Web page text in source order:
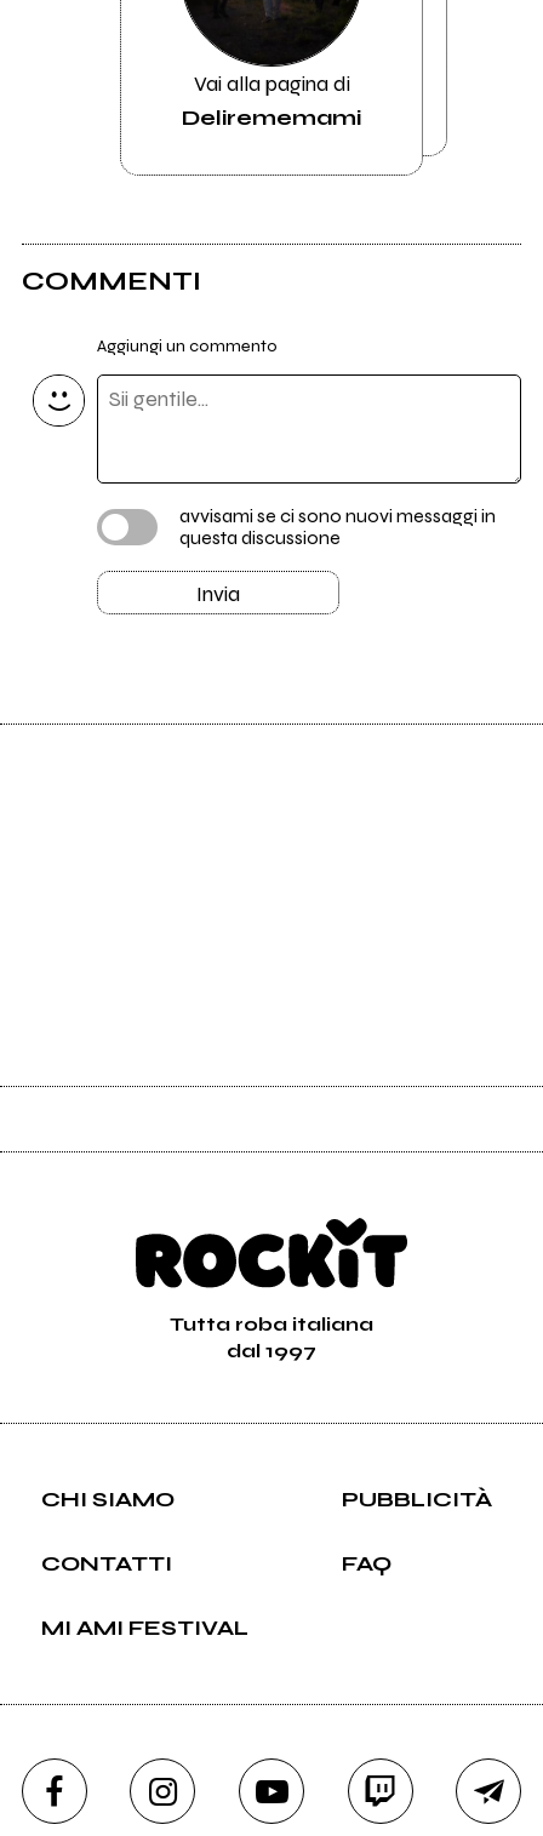
Vai alla pagina di
Delirememami
COMMENTI
Aggiungi un commento
avvisami se ci sono nuovi messaggi in
questa discussione
Invia
Tutta roba italiana
dal 1997
CHI SIAMO PUBBLICITÀ
CONTATTI FAQ
MI AMI FESTIVAL